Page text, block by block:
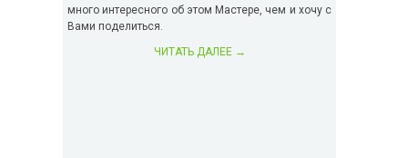
много интересного об этом Мастере, чем и хочу с
Вами поделиться.
ЧИТАТЬ ДАЛЕЕ →